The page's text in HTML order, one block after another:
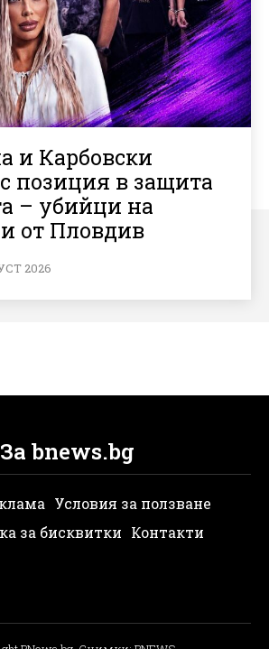
и Карбовски
позиция в защита
– убийци на
от Пловдив
2026
За bnews.bg
Условия за ползване
за бисквитки Контакти